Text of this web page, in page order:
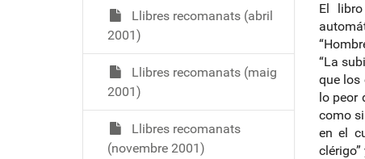
El
“La
que los
lo peor
como
en el
Llibres recomanats (abril
2001)
Llibres recomanats (maig
2001)
Llibres recomanats
(novembre 2001)